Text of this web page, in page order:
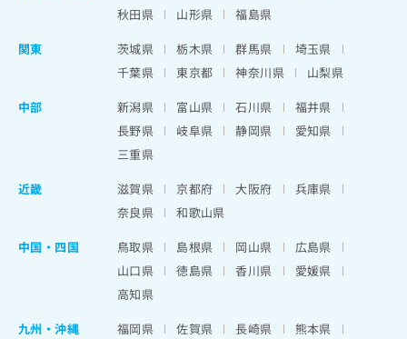
秋田県
山形県
福島県
関東
茨城県 栃木県 群馬県
埼玉県
千葉県
東京都 神奈川県
山梨県
中部
新潟県 富山県 石川県
福井県
長野県
岐阜県 静岡県
愛知県
三重県
近畿
滋賀県 京都府 大阪府
兵庫県
奈良県
和歌山県
中国・四国
鳥取県 島根県 岡山県
広島県
山口県
徳島県 香川県
愛媛県
高知県
九州・沖縄
福岡県 佐賀県 長崎県
熊本県